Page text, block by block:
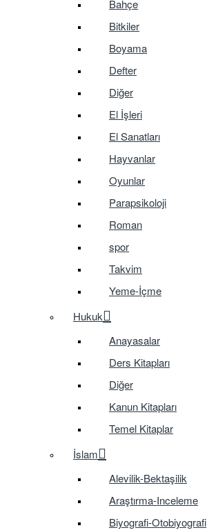
Bahçe
Bitkiler
Boyama
Defter
Diğer
El İşleri
El Sanatları
Hayvanlar
Oyunlar
Parapsikoloji
Roman
spor
Takvim
Yeme-İçme
Hukuk
Anayasalar
Ders Kitapları
Diğer
Kanun Kitapları
Temel Kitaplar
İslam
Alevilik-Bektaşilik
Araştırma-Inceleme
Biyografi-Otobiyografi